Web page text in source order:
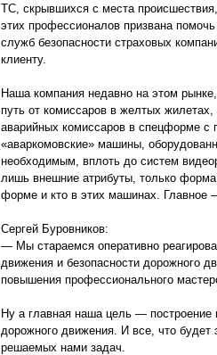
ТС, скрывшихся с места
этих профессионалов призвана
служб безопасности страховых
клиенту.
Наша компания недавно на этом
путь от комиссаров в желтых
аварийных комиссаров в спецформе с
«аваркомовские» машины,
необходимым, вплоть до систем
лишь внешние атрибуты, только
форме и кто в этих машинах.
Сергей Буровников:
— Мы стараемся оперативно
движения и безопасности дорожного
повышения профессионального
Ну а главная наша цель — построение
дорожного движения. И все, что будет
решаемых нами задач.